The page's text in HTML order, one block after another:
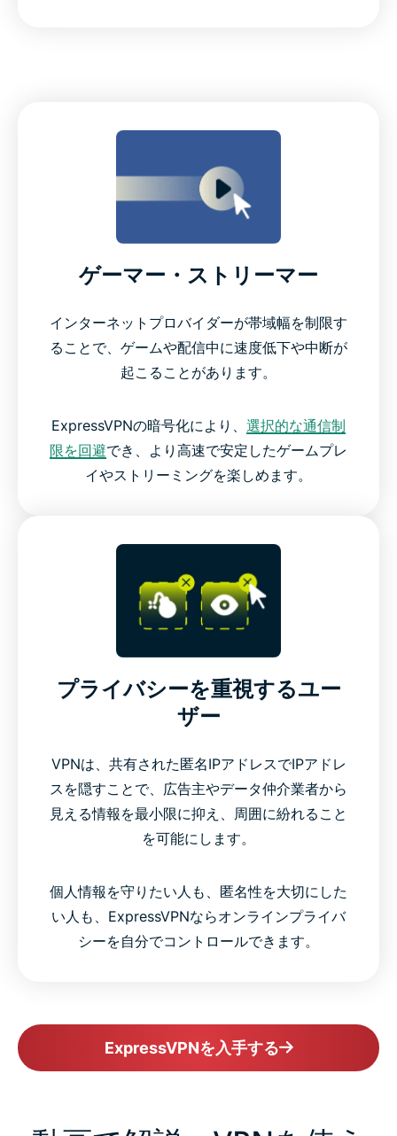
ゲーマー・ストリーマー
インターネットプロバイダーが帯域幅を制限す
ることで、ゲームや配信中に速度低下や中断が
起こることがあります。
ExpressVPNの暗号化により、 選択的な通信制
限を回避でき、より高速で安定したゲームプレ
イやストリーミングを楽しめます。
プライバシーを重視するユー
ザー
VPNは、共有された匿名IPアドレスでIPアドレ
スを隠すことで、広告主やデータ仲介業者から
見える情報を最小限に抑え、周囲に紛れること
を可能にします。
個人情報を守りたい人も、匿名性を大切にした
い人も、ExpressVPNならオンラインプライバ
シーを自分でコントロールできます。
ExpressVPNを入手する